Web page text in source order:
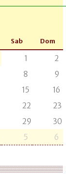
Sab Dom
1
2
8
9
15
16
22
23
29
30
5 6